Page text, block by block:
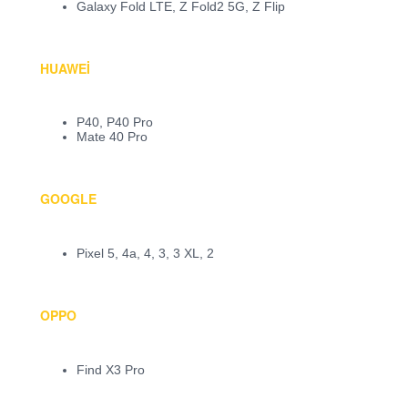
Galaxy Fold LTE, Z Fold2 5G, Z Flip
HUAWEI
P40, P40 Pro
Mate 40 Pro
GOOGLE
Pixel 5, 4a, 4, 3, 3 XL, 2
OPPO
Find X3 Pro